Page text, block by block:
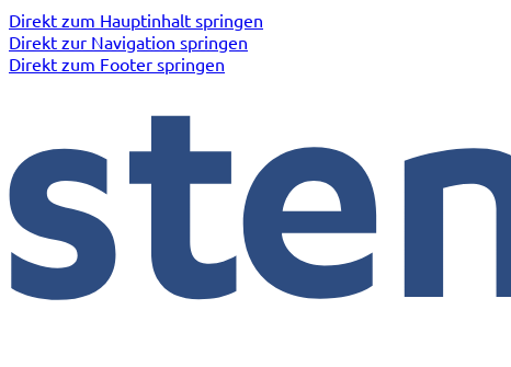
Direkt zum Hauptinhalt springen
Direkt zur Navigation springen
Direkt zum Footer springen